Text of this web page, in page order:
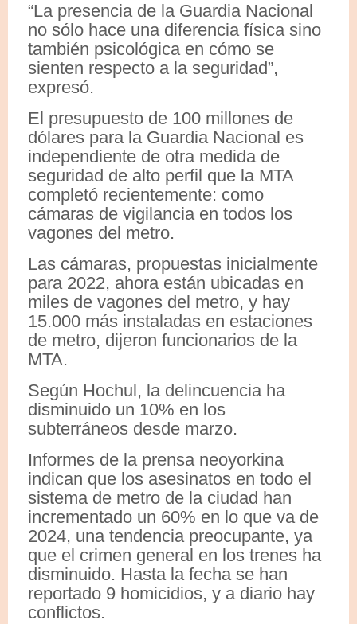
“La presencia de la Guardia Nacional
no sólo hace una diferencia física sino
también psicológica en cómo se
sienten respecto a la seguridad”,
expresó.
El presupuesto de 100 millones de
dólares para la Guardia Nacional es
independiente de otra medida de
seguridad de alto perfil que la MTA
completó recientemente: como
cámaras de vigilancia en todos los
vagones del metro.
Las cámaras, propuestas inicialmente
para 2022, ahora están ubicadas en
miles de vagones del metro, y hay
15.000 más instaladas en estaciones
de metro, dijeron funcionarios de la
MTA.
Según Hochul, la delincuencia ha
disminuido un 10% en los
subterráneos desde marzo.
Informes de la prensa neoyorkina
indican que los asesinatos en todo el
sistema de metro de la ciudad han
incrementado un 60% en lo que va de
2024, una tendencia preocupante, ya
que el crimen general en los trenes ha
disminuido. Hasta la fecha se han
reportado 9 homicidios, y a diario hay
conflictos.